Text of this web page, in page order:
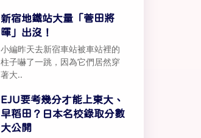
新宿地鐵站大量「菅田將
暉」出沒！
小編昨天去新宿車站被車站裡的
柱子嚇了一跳，因為它們居然穿
著大..
EJU要考幾分才能上東大、
早稻田？日本名校錄取分數
大公開